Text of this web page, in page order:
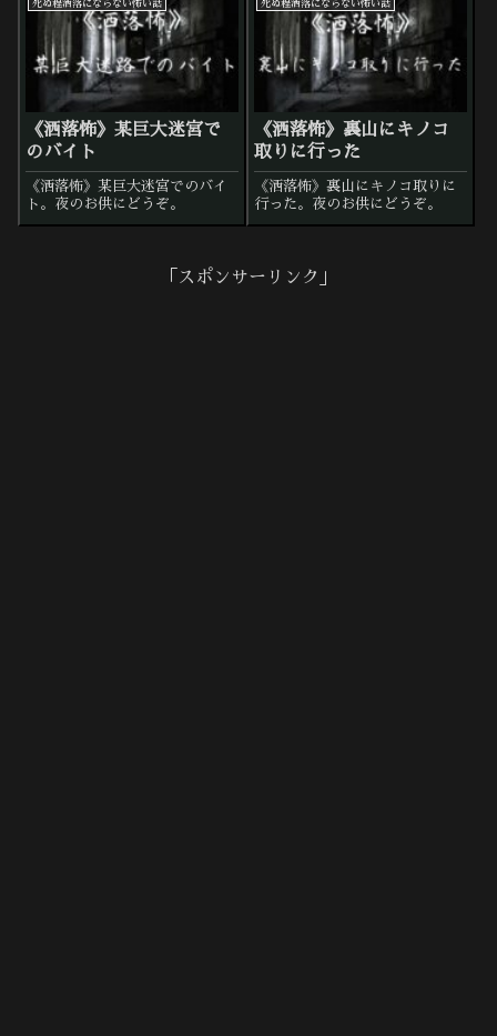
死ぬ程洒落にならない怖い話
《洒落怖》某巨大迷宮で
のバイト
《洒落怖》某巨大迷宮でのバイ
ト。夜のお供にどうぞ。
死ぬ程洒落にならない怖い話
《洒落怖》裏山にキノコ
取りに行った
《洒落怖》裏山にキノコ取りに
行った。夜のお供にどうぞ。
「スポンサーリンク」